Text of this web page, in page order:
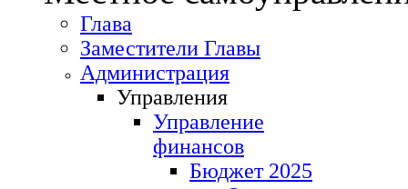
Глава
Заместители Главы
Администрация
Управления
Управление
финансов
Бюджет 2025